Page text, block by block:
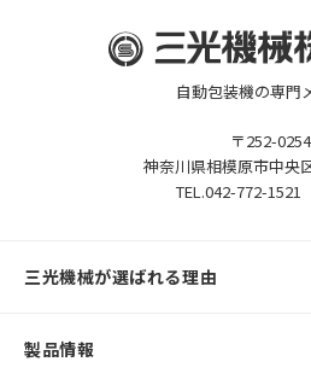
自動包装機の専門
〒252-0254
神奈川県相模原市中央
TEL.042-772-1521
三光機械が選ばれる理由
製品情報